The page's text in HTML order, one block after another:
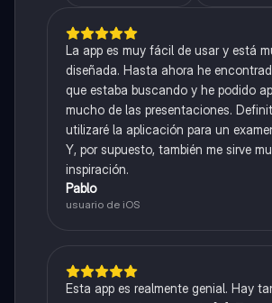
La app es muy fácil de usar y está
diseñada. Hasta ahora he
que estaba buscando y he podido
mucho de las presentaciones.
utilizaré la aplicación para un
Y, por supuesto, también me sirve
inspiración.
Pablo
usuario de iOS
Esta app es realmente genial. Hay